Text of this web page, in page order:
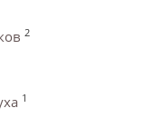
2
1